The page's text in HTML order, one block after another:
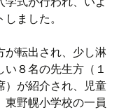
ました。
が転出され、少し淋
８名の先生方（１
）が紹介され、児童
東野幌小学校の一員